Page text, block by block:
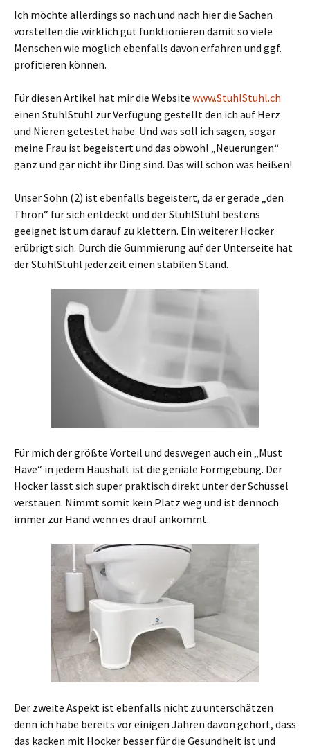
Ich möchte allerdings so nach und nach hier die Sachen
vorstellen die wirklich gut funktionieren damit so viele
Menschen wie möglich ebenfalls davon erfahren und ggf.
profitieren können.
Für diesen Artikel hat mir die Website www.StuhlStuhl.ch
einen StuhlStuhl zur Verfügung gestellt den ich auf Herz
und Nieren getestet habe. Und was soll ich sagen, sogar
meine Frau ist begeistert und das obwohl „Neuerungen“
ganz und gar nicht ihr Ding sind. Das will schon was heißen!
Unser Sohn (2) ist ebenfalls begeistert, da er gerade „den
Thron“ für sich entdeckt und der StuhlStuhl bestens
geeignet ist um darauf zu klettern. Ein weiterer Hocker
erübrigt sich. Durch die Gummierung auf der Unterseite hat
der StuhlStuhl jederzeit einen stabilen Stand.
Für mich der größte Vorteil und deswegen auch ein „Must
Have“ in jedem Haushalt ist die geniale Formgebung. Der
Hocker lässt sich super praktisch direkt unter der Schüssel
verstauen. Nimmt somit kein Platz weg und ist dennoch
immer zur Hand wenn es drauf ankommt.
Der zweite Aspekt ist ebenfalls nicht zu unterschätzen
denn ich habe bereits vor einigen Jahren davon gehört, dass
das kacken mit Hocker besser für die Gesundheit ist und